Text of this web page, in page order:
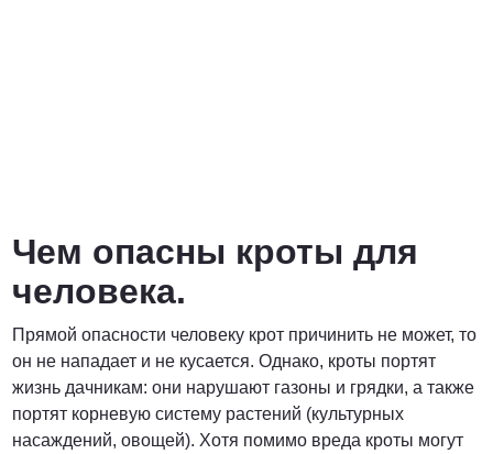
Чем опасны кроты для
человека.
Прямой опасности человеку крот причинить не может, то
он не нападает и не кусается. Однако, кроты портят
жизнь дачникам: они нарушают газоны и грядки, а также
портят корневую систему растений (культурных
насаждений, овощей). Хотя помимо вреда кроты могут